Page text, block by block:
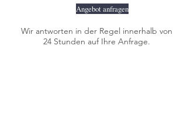
Angebot anfragen
Wir antworten in der Regel innerhalb von
24 Stunden auf Ihre Anfrage.